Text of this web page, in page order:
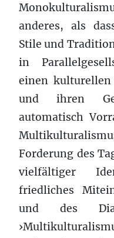
anderes, als
Stile und
in
einen kulturellen
und ihren
automatisch
Forderung des
vielfältiger
friedliches
und des